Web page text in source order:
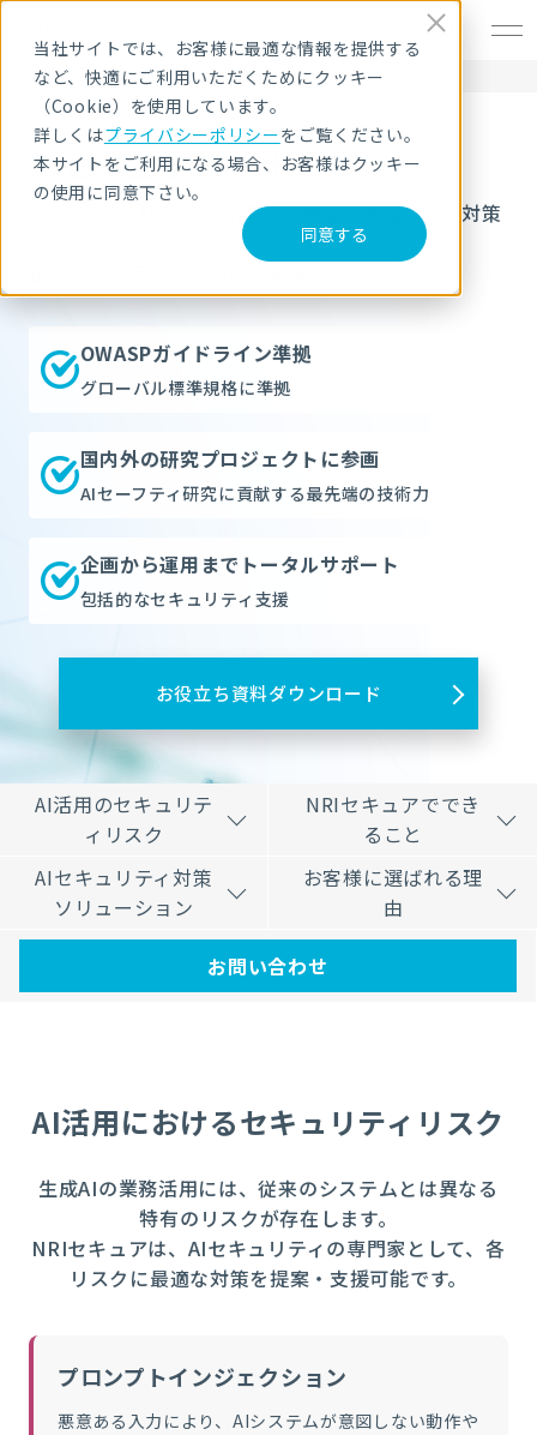
当社サイトでは、お客様に最適な情報を提供する
など、快適にご利用いただくためにクッキー
（Cookie）を使用しています。
詳しくはプライバシーポリシーをご覧ください。
本サイトをご利用になる場合、お客様はクッキー
の使用に同意下さい。
同意する
HOME サービス・製品 AIセキュリティ
AIセキュリティ対策
生成 AI・LLM の業務活用に必要なセキュリティ対策
OWASPガイドライン準拠
グローバル標準規格に準拠
国内外の研究プロジェクトに参画
AIセーフティ研究に貢献する最先端の技術力
企画から運用までトータルサポート
包括的なセキュリティ支援
お役立ち資料ダウンロード
AI活用のセキュリテ
ィリスク
NRIセキュアででき
ること
AIセキュリティ対策
ソリューション
お客様に選ばれる理
由
お問い合わせ
AI活用におけるセキュリティリスク
生成AIの業務活用には、従来のシステムとは異なる
特有のリスクが存在します。
NRIセキュアは、AIセキュリティの専門家として、各
リスクに最適な対策を提案・支援可能です。
プロンプトインジェクション
悪意ある入力により、AIシステムが意図しない動作や